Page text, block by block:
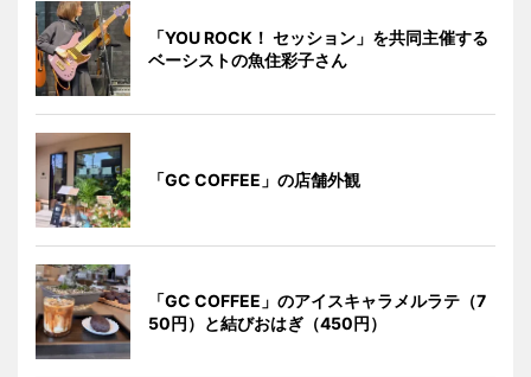
「YOU ROCK！ セッション」を共同主催する
ベーシストの魚住彩子さん
「GC COFFEE」の店舗外観
「GC COFFEE」のアイスキャラメルラテ（7
50円）と結びおはぎ（450円）